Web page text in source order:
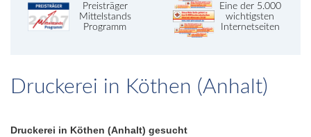
Preisträger
Mittelstands
Programm
Eine der 5.000
wichtigsten
Internetseiten
Druckerei in Köthen (Anhalt)
Druckerei in Köthen (Anhalt) gesucht